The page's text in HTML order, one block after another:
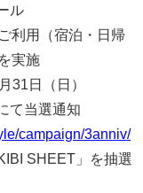
ル
利用（宿泊・日帰
実施
31日（日）
て当選通知
campaign/3anniv/
SHEET」を抽選